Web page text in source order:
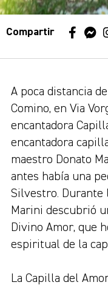
Compartir
A poca distancia
Comino, en Via
encantadora
encantadora
maestro Donato
antes había una
Silvestro. Durante
Marini descubrió
Divino Amor, que
espiritual de la
La Capilla del